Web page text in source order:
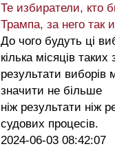
Те избиратели, кто
Трампа, за него так
До чого будуть ці
кілька місяців
результати виборів
значити не більше
ніж результати ніж
судових процесів.
2024-06-03 08:42:07